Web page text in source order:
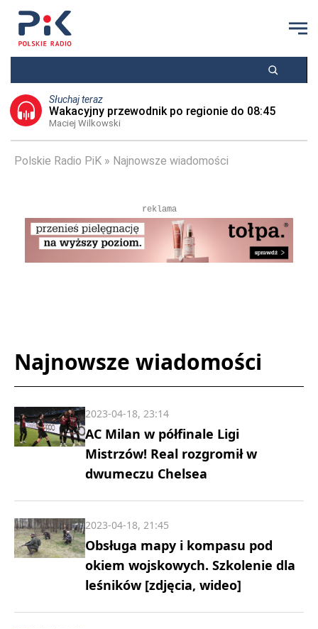
Słuchaj teraz
Wakacyjny przewodnik po regionie do 08:45
Maciej Wilkowski
Polskie Radio PiK Najnowsze wiadomości
reklama
Najnowsze wiadomości
AC Milan w półfinale Ligi
Mistrzów! Real rozgromił w
dwumeczu Chelsea
2023-04-18, 23:14
Obsługa mapy i kompasu pod
okiem wojskowych. Szkolenie dla
leśników [zdjęcia, wideo]
2023-04-18, 21:45